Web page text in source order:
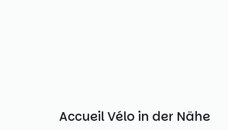
Weitere Accueil Vélo in der Nähe